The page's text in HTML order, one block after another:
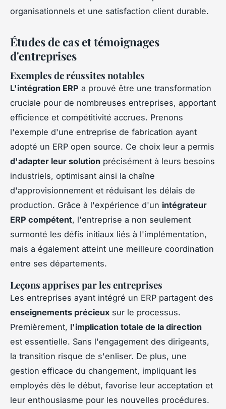
organisationnels et une satisfaction client durable.
Études de cas et témoignages
d'entreprises
Exemples de réussites notables
L'intégration ERP a prouvé être une transformation
cruciale pour de nombreuses entreprises, apportant
efficience et compétitivité accrues. Prenons
l'exemple d'une entreprise de fabrication ayant
adopté un ERP open source. Ce choix leur a permis
d'adapter leur solution précisément à leurs besoins
industriels, optimisant ainsi la chaîne
d'approvisionnement et réduisant les délais de
production. Grâce à l'expérience d'un intégrateur
ERP compétent, l'entreprise a non seulement
surmonté les défis initiaux liés à l'implémentation,
mais a également atteint une meilleure coordination
entre ses départements.
Leçons apprises par les entreprises
Les entreprises ayant intégré un ERP partagent des
enseignements précieux sur le processus.
Premièrement, l'implication totale de la direction
est essentielle. Sans l'engagement des dirigeants,
la transition risque de s'enliser. De plus, une
gestion efficace du changement, impliquant les
employés dès le début, favorise leur acceptation et
leur enthousiasme pour les nouvelles procédures.